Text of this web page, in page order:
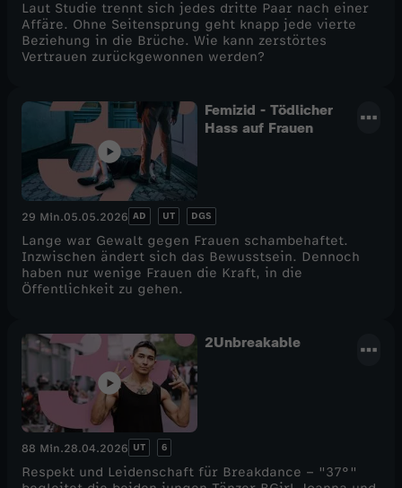
Laut Studie trennt sich jedes dritte Paar nach einer
Affäre. Ohne Seitensprung geht knapp jede vierte
Beziehung in die Brüche. Wie kann zerstörtes
Vertrauen zurückgewonnen werden?
Femizid - Tödlicher
Hass auf Frauen
29 Min.05.05.2026 AD UT DGS
Lange war Gewalt gegen Frauen schambehaftet.
Inzwischen ändert sich das Bewusstsein. Dennoch
haben nur wenige Frauen die Kraft, in die
Öffentlichkeit zu gehen.
2Unbreakable
88 Min.28.04.2026 UT 6
Respekt und Leidenschaft für Breakdance – "37°"